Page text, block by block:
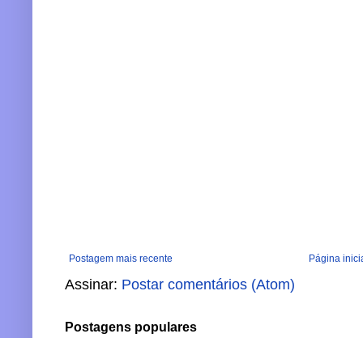
Postagem mais recente Página
Assinar: Postar comentários (Atom)
Postagens populares